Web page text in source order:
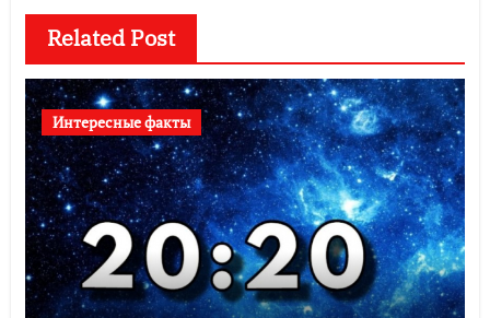
Related Post
Интересные факты